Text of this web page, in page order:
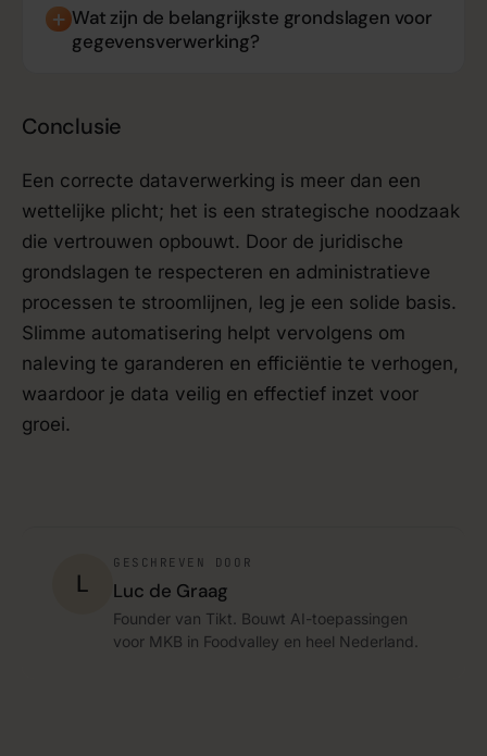
Wat zijn de belangrijkste grondslagen voor
gegevensverwerking?
Conclusie
Een correcte dataverwerking is meer dan een
wettelijke plicht; het is een strategische noodzaak
die vertrouwen opbouwt. Door de juridische
grondslagen te respecteren en administratieve
processen te stroomlijnen, leg je een solide basis.
Slimme automatisering helpt vervolgens om
naleving te garanderen en efficiëntie te verhogen,
waardoor je data veilig en effectief inzet voor
groei.
L
GESCHREVEN DOOR
Luc de Graag
Founder van Tikt. Bouwt AI-toepassingen
voor MKB in Foodvalley en heel Nederland.